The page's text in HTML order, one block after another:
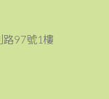
路97號1樓